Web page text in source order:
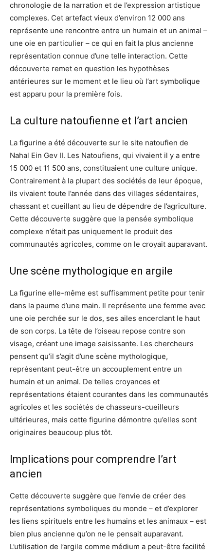
chronologie de la narration et de l’expression artistique
complexes. Cet artefact vieux d’environ 12 000 ans
représente une rencontre entre un humain et un animal –
une oie en particulier – ce qui en fait la plus ancienne
représentation connue d’une telle interaction. Cette
découverte remet en question les hypothèses
antérieures sur le moment et le lieu où l’art symbolique
est apparu pour la première fois.
La culture natoufienne et l’art ancien
La figurine a été découverte sur le site natoufien de
Nahal Ein Gev II. Les Natoufiens, qui vivaient il y a entre
15 000 et 11 500 ans, constituaient une culture unique.
Contrairement à la plupart des sociétés de leur époque,
ils vivaient toute l’année dans des villages sédentaires,
chassant et cueillant au lieu de dépendre de l’agriculture.
Cette découverte suggère que la pensée symbolique
complexe n’était pas uniquement le produit des
communautés agricoles, comme on le croyait auparavant.
Une scène mythologique en argile
La figurine elle-même est suffisamment petite pour tenir
dans la paume d’une main. Il représente une femme avec
une oie perchée sur le dos, ses ailes encerclant le haut
de son corps. La tête de l’oiseau repose contre son
visage, créant une image saisissante. Les chercheurs
pensent qu’il s’agit d’une scène mythologique,
représentant peut-être un accouplement entre un
humain et un animal. De telles croyances et
représentations étaient courantes dans les communautés
agricoles et les sociétés de chasseurs-cueilleurs
ultérieures, mais cette figurine démontre qu’elles sont
originaires beaucoup plus tôt.
Implications pour comprendre l’art
ancien
Cette découverte suggère que l’envie de créer des
représentations symboliques du monde – et d’explorer
les liens spirituels entre les humains et les animaux – est
bien plus ancienne qu’on ne le pensait auparavant.
L’utilisation de l’argile comme médium a peut-être facilité